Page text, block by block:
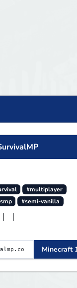
#multiplayer
#semi-vanilla
SurvivalMP | |
Minecraft